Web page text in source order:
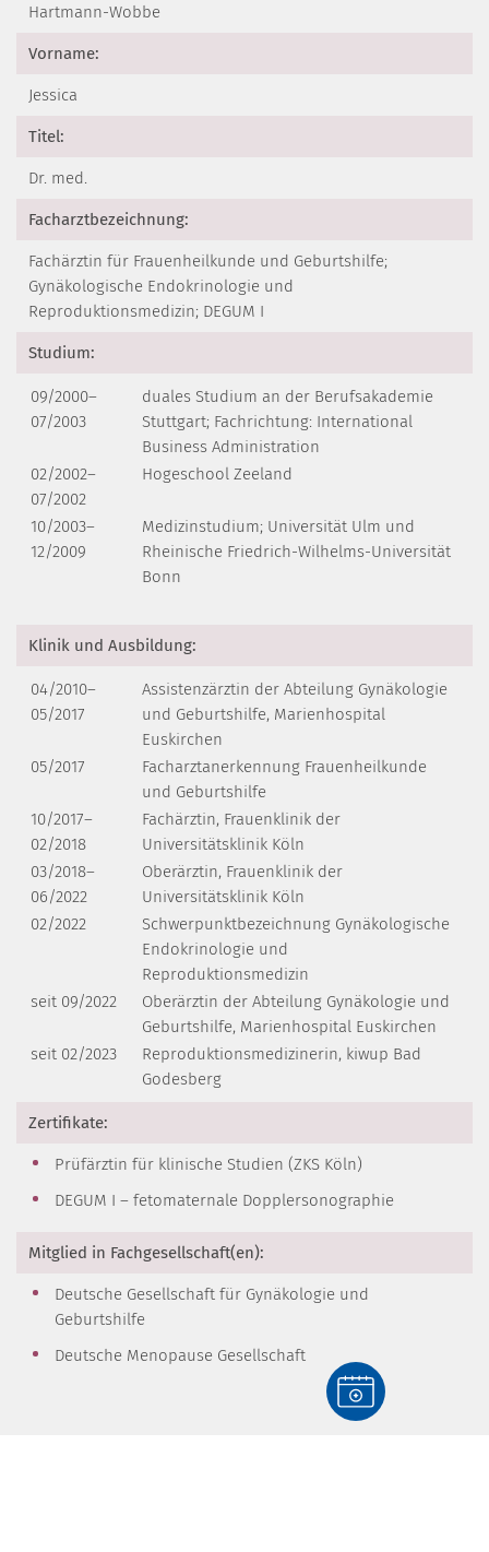
Hartmann-Wobbe
Vorname:
Jessica
Titel:
Dr. med.
Facharztbezeichnung:
Fachärztin für Frauenheilkunde und Geburtshilfe;
Gynäkologische Endokrinologie und
Reproduktionsmedizin; DEGUM I
Studium:
09/2000–
07/2003
duales Studium an der Berufsakademie
Stuttgart; Fachrichtung: International
Business Administration
02/2002–
07/2002
Hogeschool Zeeland
10/2003–
12/2009
Medizinstudium; Universität Ulm und
Rheinische Friedrich-Wilhelms-Universität
Bonn
Klinik und Ausbildung:
04/2010–
05/2017
Assistenzärztin der Abteilung Gynäkologie
und Geburtshilfe, Marienhospital
Euskirchen
05/2017
Facharztanerkennung Frauenheilkunde
und Geburtshilfe
10/2017–
02/2018
Fachärztin, Frauenklinik der
Universitätsklinik Köln
03/2018–
06/2022
Oberärztin, Frauenklinik der
Universitätsklinik Köln
02/2022
Schwerpunktbezeichnung Gynäkologische
Endokrinologie und
Reproduktionsmedizin
seit 09/2022
Oberärztin der Abteilung Gynäkologie und
Geburtshilfe, Marienhospital Euskirchen
seit 02/2023
Reproduktionsmedizinerin, kiwup Bad
Godesberg
Zertifikate:
Prüfärztin für klinische Studien (ZKS Köln)
DEGUM I – fetomaternale Dopplersonographie
Mitglied in Fachgesellschaft(en):
Deutsche Gesellschaft für Gynäkologie und
Geburtshilfe
Deutsche Menopause Gesellschaft